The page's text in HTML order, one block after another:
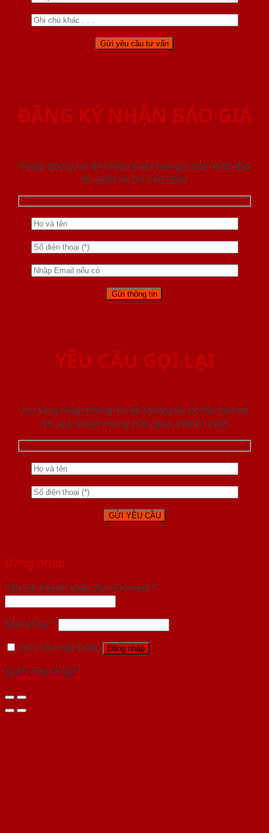
ĐĂNG KÝ NHẬN BÁO GIÁ
Nhập thông tin để nhận được báo giá mới nhât đầy
đủ nhất và chi tiết nhất.
YÊU CẦU GỌI LẠI
Vui lòng nhập thông tin để chúng tôi có thể liên hệ
với quý khách trong thời gian nhanh nhất.
Đăng nhập
Tên tài khoản hoặc địa chỉ email *
Mật khẩu *
Ghi nhớ mật khẩu
Đăng nhập
Quên mật khẩu?